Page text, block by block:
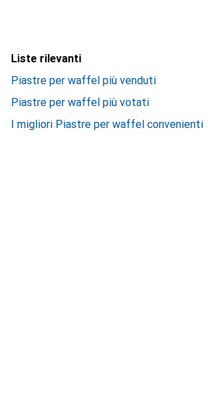
Liste rilevanti
Piastre per waffel più venduti
Piastre per waffel più votati
I migliori Piastre per waffel convenienti